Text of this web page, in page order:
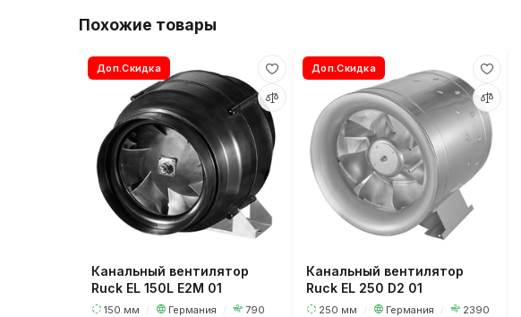
Похожие товары
Доп.Скидка
Канальный вентилятор
Ruck EL 150L E2M 01
150 мм Германия
790
Доп.Скидка
Канальный вентилятор
Ruck EL 250 D2 01
250 мм Германия
2390